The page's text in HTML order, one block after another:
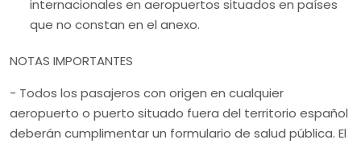
internacionales en aeropuertos situados en países
que no constan en el anexo.
NOTAS IMPORTANTES
- Todos los pasajeros con origen en cualquier
aeropuerto o puerto situado fuera del territorio español
deberán cumplimentar un formulario de salud pública. El